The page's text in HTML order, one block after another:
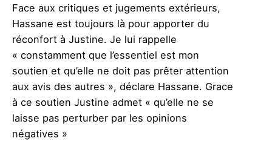
Face aux critiques et jugements extérieurs,
Hassane est toujours là pour apporter du
réconfort à Justine. Je lui rappelle
« constamment que l’essentiel est mon
soutien et qu’elle ne doit pas prêter attention
aux avis des autres », déclare Hassane. Grace
à ce soutien Justine admet « qu’elle ne se
laisse pas perturber par les opinions
négatives »